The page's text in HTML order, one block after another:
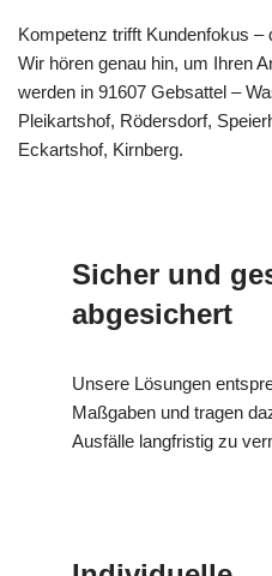
Kompetenz trifft Kundenfokus
Wir hören genau hin, um Ihren
werden in 91607 Gebsattel –
Pleikartshof, Rödersdorf,
Eckartshof, Kirnberg.
Sicher und
abgesichert
Unsere Lösungen
Maßgaben und tragen
Ausfälle langfristig zu